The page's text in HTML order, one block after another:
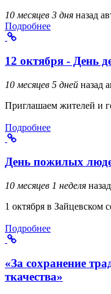
10 месяцев 3 дня назад
Подробнее
12 октября - День
10 месяцев 5 дней назад
Приглашаем жителей и
Подробнее
День пожилых
10 месяцев 1 неделя назад
1 октября в Зайцевском
Подробнее
«За сохранение
ткачества»